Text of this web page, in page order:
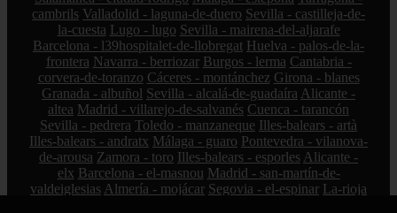
cambrils Valladolid - laguna-de-duero Sevilla - castilleja-de-
la-cuesta Lugo - lugo Sevilla - mairena-del-aljarafe
Barcelona - l39hospitalet-de-llobregat Huelva - palos-de-la-
frontera Navarra - berriozar Burgos - lerma Cantabria -
corvera-de-toranzo Cáceres - montánchez Girona - blanes
Granada - albuñol Sevilla - alcalá-de-guadaíra Alicante -
altea Madrid - villarejo-de-salvanés Cuenca - tarancón
Sevilla - pedrera Toledo - manzaneque Illes-balears - artà
Illes-balears - andratx Málaga - guaro Pontevedra - vilanova-
de-arousa Zamora - toro Illes-balears - esporles Alicante -
elx Barcelona - el-masnou Madrid - san-martín-de-
valdeiglesias Almería - mojácar Segovia - el-espinar La-rioja